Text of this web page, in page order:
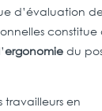
d’évaluation
constitue
ergonomie du
travailleurs en